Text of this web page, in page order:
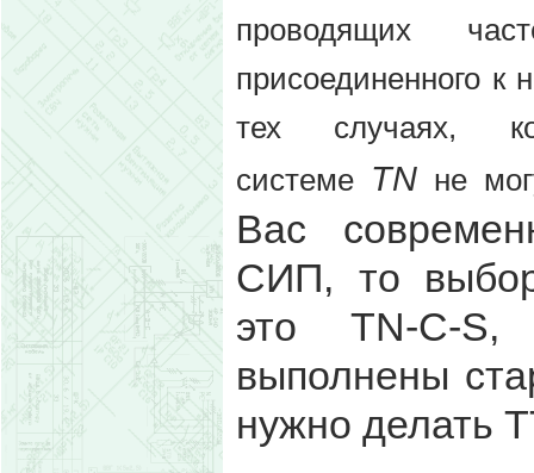
проводящих
присоединенного к
тех случаях,
системе TN не
Вас
СИП, то
это TN-C-
выполнены
нужно делать